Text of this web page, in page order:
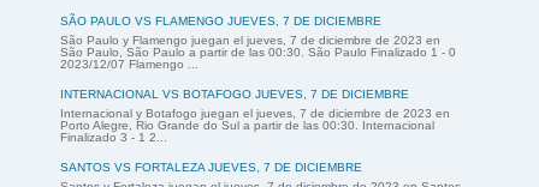
SÃO PAULO VS FLAMENGO JUEVES, 7 DE DICIEMBRE
São Paulo y Flamengo juegan el jueves, 7 de diciembre de 2023 en
São Paulo, São Paulo a partir de las 00:30. São Paulo Finalizado 1 - 0
2023/12/07 Flamengo ...
INTERNACIONAL VS BOTAFOGO JUEVES, 7 DE DICIEMBRE
Internacional y Botafogo juegan el jueves, 7 de diciembre de 2023 en
Porto Alegre, Rio Grande do Sul a partir de las 00:30. Internacional
Finalizado 3 - 1 2...
SANTOS VS FORTALEZA JUEVES, 7 DE DICIEMBRE